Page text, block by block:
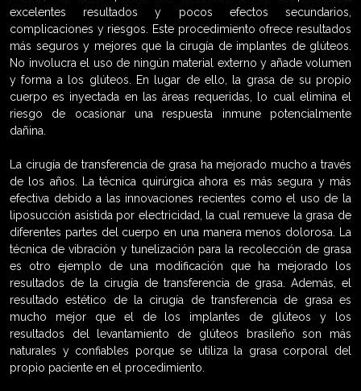
excelentes resultados y pocos efectos secundarios,
complicaciones y riesgos. Este procedimiento ofrece resultados
más seguros y mejores que la cirugía de implantes de glúteos.
No involucra el uso de ningún material externo y añade volumen
y forma a los glúteos. En lugar de ello, la grasa de su propio
cuerpo es inyectada en las áreas requeridas, lo cual elimina el
riesgo de ocasionar una respuesta inmune potencialmente
dañina.
La cirugía de transferencia de grasa ha mejorado mucho a través
de los años. La técnica quirúrgica ahora es más segura y más
efectiva debido a las innovaciones recientes como el uso de la
liposucción asistida por electricidad, la cual remueve la grasa de
diferentes partes del cuerpo en una manera menos dolorosa. La
técnica de vibración y tunelización para la recolección de grasa
es otro ejemplo de una modificación que ha mejorado los
resultados de la cirugía de transferencia de grasa. Además, el
resultado estético de la cirugía de transferencia de grasa es
mucho mejor que el de los implantes de glúteos y los
resultados del levantamiento de glúteos brasileño son más
naturales y confiables porque se utiliza la grasa corporal del
propio paciente en el procedimiento.